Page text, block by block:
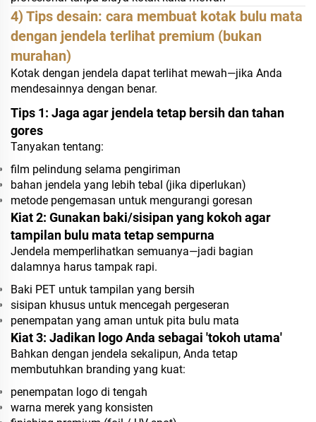
4) Tips desain: cara membuat kotak bulu mata
dengan jendela terlihat premium (bukan
murahan)
Kotak dengan jendela dapat terlihat mewah—jika Anda
mendesainnya dengan benar.
Tips 1: Jaga agar jendela tetap bersih dan tahan
gores
Tanyakan tentang:
film pelindung selama pengiriman
bahan jendela yang lebih tebal (jika diperlukan)
metode pengemasan untuk mengurangi goresan
Kiat 2: Gunakan baki/sisipan yang kokoh agar
tampilan bulu mata tetap sempurna
Jendela memperlihatkan semuanya—jadi bagian
dalamnya harus tampak rapi.
Baki PET untuk tampilan yang bersih
sisipan khusus untuk mencegah pergeseran
penempatan yang aman untuk pita bulu mata
Kiat 3: Jadikan logo Anda sebagai 'tokoh utama'
Bahkan dengan jendela sekalipun, Anda tetap
membutuhkan branding yang kuat:
penempatan logo di tengah
warna merek yang konsisten